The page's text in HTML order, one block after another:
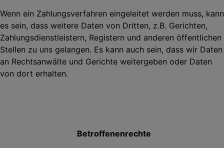
Wenn ein Zahlungsverfahren eingeleitet werden muss, kann
es sein, dass weitere Daten von Dritten, z.B. Gerichten,
Zahlungsdienstleistern, Registern und anderen öffentlichen
Stellen zu uns gelangen. Es kann auch sein, dass wir Daten
an Rechtsanwälte und Gerichte weitergeben oder Daten
von dort erhalten.
Betroffenenrechte